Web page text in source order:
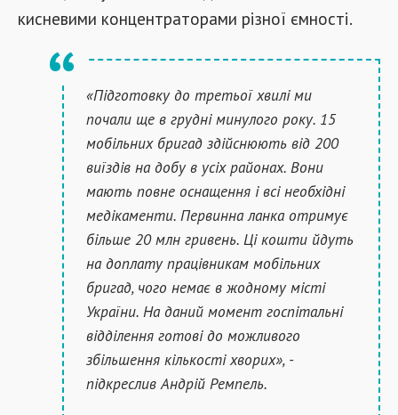
кисневими концентраторами різної ємності.
«Підготовку до третьої хвилі ми
почали ще в грудні минулого року. 15
мобільних бригад здійснюють від 200
виїздів на добу в усіх районах. Вони
мають повне оснащення і всі необхідні
медікаменти. Первинна ланка отримує
більше 20 млн гривень. Ці кошти йдуть
на доплату працівникам мобільних
бригад, чого немає в жодному місті
України. На даний момент госпітальні
відділення готові до можливого
збільшення кількості хворих», -
підкреслив Андрій Ремпель.